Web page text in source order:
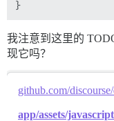
我注意到这里的
现它吗？
github.com/
app/assets/